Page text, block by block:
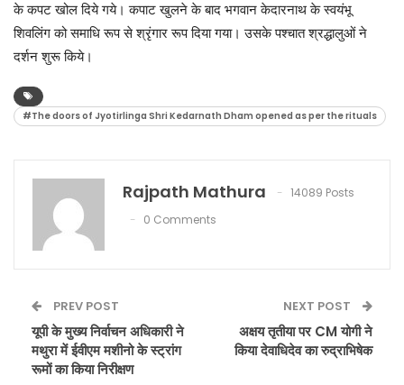
के कपट खोल दिये गये। कपाट खुलने के बाद भगवान केदारनाथ के स्वयंभू
शिवलिंग को समाधि रूप से श्रृंगार रूप दिया गया। उसके पश्चात श्रद्धालुओं ने
दर्शन शुरू किये।
#The doors of Jyotirlinga Shri Kedarnath Dham opened as per the rituals
Rajpath Mathura
14089 Posts
0 Comments
PREV POST
यूपी के मुख्य निर्वाचन अधिकारी ने
मथुरा में ईवीएम मशीनो के स्ट्रांग
रूमों का किया निरीक्षण
NEXT POST
अक्षय तृतीया पर CM योगी ने
किया देवाधिदेव का रुद्राभिषेक